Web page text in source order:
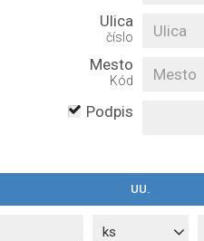
Ulica
číslo
Mesto
Kód
Podpis
UU.
ks